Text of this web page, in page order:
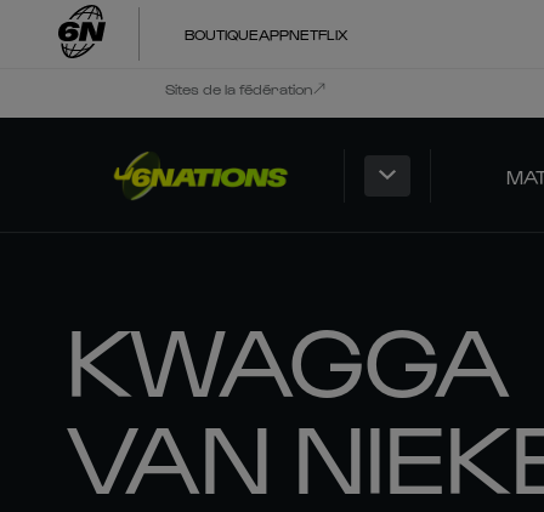
BOUTIQUEAPPNETFLIX
Sites de la fédération
KWAGGA
VAN